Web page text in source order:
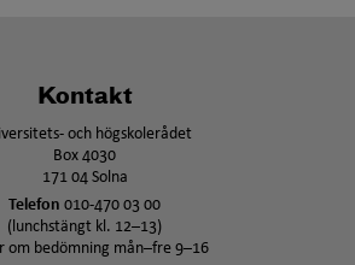
Kontakt
och högskolerådet
Box 4030
171 04 Solna
Telefon 010-470 03 00
(lunchstängt kl. 12–13)
om bedömning mån–fre 9–16